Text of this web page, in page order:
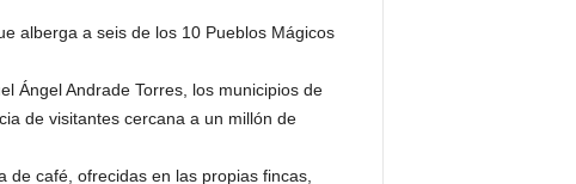
alberga a seis de los 10 Pueblos Mágicos
Ángel Andrade Torres, los municipios de
de visitantes cercana a un millón de
café, ofrecidas en las propias fincas,